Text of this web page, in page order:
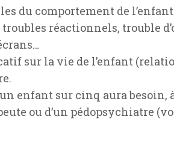
du comportement de
réactionnels, trouble
sur la vie de l’enfant
enfant sur cinq aura besoin,
ou d’un pédopsychiatre